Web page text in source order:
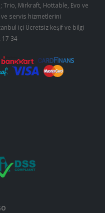
Trio, Mirkraft, Hottable, Evo ve
ve servis hizmetlerini
içi Ücretsiz keşif ve bilgi
17 34